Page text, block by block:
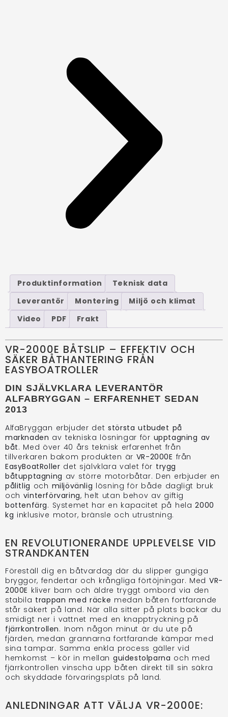
Produktinformation
Teknisk data
Leverantör
Montering
Miljö och klimat
Video
PDF Frakt
VR-2000E BÅTSLIP – EFFEKTIV OCH
SÄKER BÅTHANTERING FRÅN
EASYBOATROLLER
DIN SJÄLVKLARA LEVERANTÖR
ALFABRYGGAN – ERFARENHET SEDAN
2013
AlfaBryggan erbjuder detstörsta utbudet på
marknaden av tekniska lösningar för upptagning av
båt. Med över 40 års teknisk erfarenhet från
tillverkaren bakom produkten är VR-2000E från
EasyBoatRoller det självklara valet för trygg
båtupptagning av större motorbåtar. Den erbjuder en
pålitlig och miljövänlig lösning för både dagligt bruk
och vinterförvaring, helt utan behov av giftig
bottenfärg. Systemet har en kapacitet på hela2000
kg inklusive motor, bränsle och utrustning.
EN REVOLUTIONERANDE UPPLEVELSE VID
STRANDKANTEN
Föreställ dig en båtvardag där du slipper gungiga
bryggor, fendertar och krångliga förtöjningar. MedVR-
2000E kliver barn och äldre tryggt ombord via den
stabila trappan med räcke medan båten fortfarande
står säkert på land. När alla sitter på plats backar du
smidigt ner i vattnet med en knapptryckning på
fjärrkontrollen. Inom någon minut är du ute på
fjärden, medan grannarna fortfarande kämpar med
sina tampar. Samma enkla process gäller vid
hemkomst – kör in mellanguidestolparna och med
fjärrkontrollen vinscha upp båten direkt till sin säkra
och skyddade förvaringsplats på land.
ANLEDNINGAR ATT VÄLJA VR-2000E: